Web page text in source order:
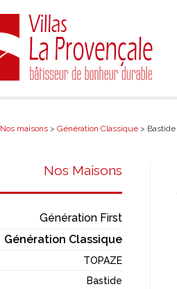
Nos maisons > Génération Classique > Bastide
Nos Maisons
Génération First
Génération Classique
TOPAZE
Bastide